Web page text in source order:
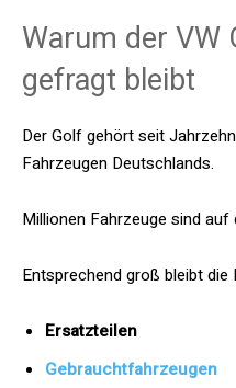
Warum der VW
gefragt bleibt
Der Golf gehört seit
Fahrzeugen Deutschlands.
Millionen Fahrzeuge sind
Entsprechend groß bleibt die
Ersatzteilen
Gebrauchtfahrzeugen